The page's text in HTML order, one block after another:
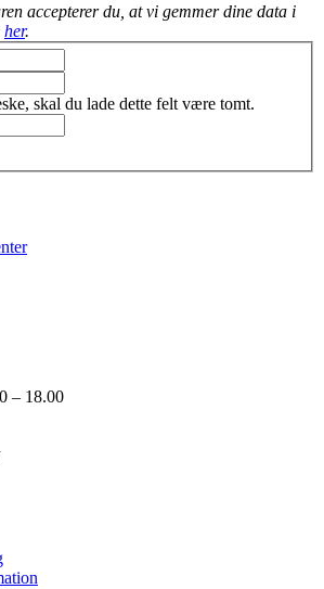
accepterer du, at vi gemmer dine data i
her.
skal du lade dette felt være tomt.
– 18.00